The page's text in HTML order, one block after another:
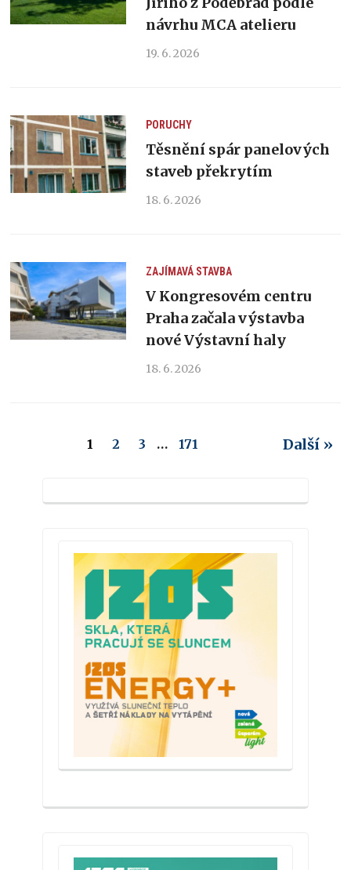
návrhu MCA atelieru
19. 6. 2026
PORUCHY
Těsnění spár panelových
staveb překrytím
18. 6. 2026
ZAJÍMAVÁ STAVBA
V Kongresovém centru
Praha začala výstavba
nové Výstavní haly
18. 6. 2026
1 2 3 … 171 Další »